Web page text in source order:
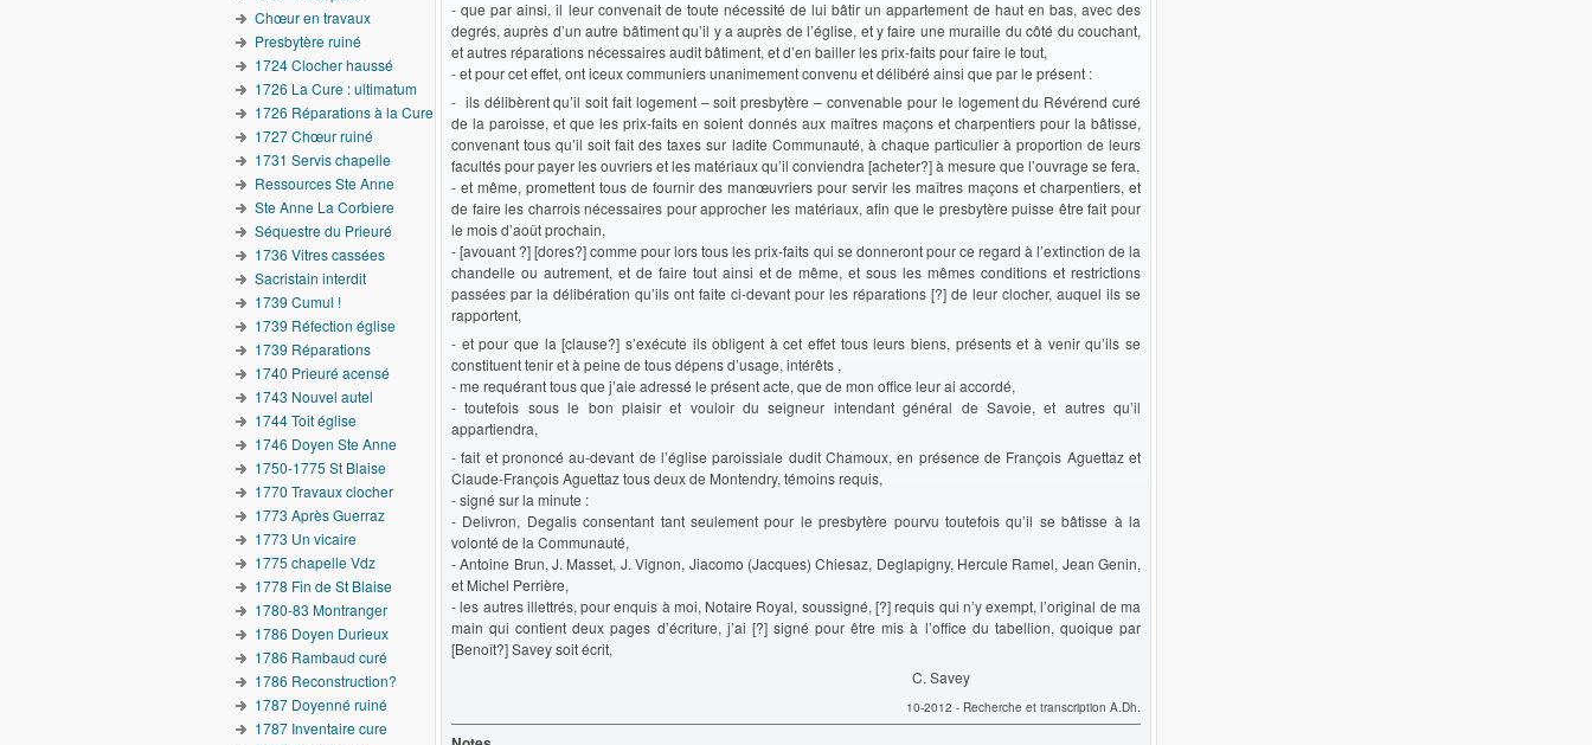
- que par ainsi, il leur convenait de toute nécessité de lui bâtir un appartement de haut en bas, avec des
degrés, auprès d’un autre bâtiment qu’il y a auprès de l’église, et y faire une muraille du côté du couchant,
et autres réparations nécessaires audit bâtiment, et d’en bailler les prix-faits pour faire le tout,
- et pour cet effet, ont iceux communiers unanimement convenu et délibéré ainsi que par le présent :
- ils délibèrent qu’il soit fait logement – soit presbytère – convenable pour le logement du Révérend curé
de la paroisse, et que les prix-faits en soient donnés aux maîtres maçons et charpentiers pour la bâtisse,
convenant tous qu’il soit fait des taxes sur ladite Communauté, à chaque particulier à proportion de leurs
facultés pour payer les ouvriers et les matériaux qu’il conviendra [acheter?] à mesure que l’ouvrage se fera,
- et même, promettent tous de fournir des manœuvriers pour servir les maîtres maçons et charpentiers, et
de faire les charrois nécessaires pour approcher les matériaux, afin que le presbytère puisse être fait pour
le mois d’août prochain,
- [avouant ?] [dores?] comme pour lors tous les prix-faits qui se donneront pour ce regard à l’extinction de la
chandelle ou autrement, et de faire tout ainsi et de même, et sous les mêmes conditions et restrictions
passées par la délibération qu’ils ont faite ci-devant pour les réparations [?] de leur clocher, auquel ils se
rapportent,
- et pour que la [clause?] s’exécute ils obligent à cet effet tous leurs biens, présents et à venir qu’ils se
constituent tenir et à peine de tous dépens d’usage, intérêts ,
- me requérant tous que j’aie adressé le présent acte, que de mon office leur ai accordé,
- toutefois sous le bon plaisir et vouloir du seigneur intendant général de Savoie, et autres qu’il
appartiendra,
- fait et prononcé au-devant de l’église paroissiale dudit Chamoux, en présence de François Aguettaz et
Claude-François Aguettaz tous deux de Montendry, témoins requis,
- signé sur la minute :
- Delivron, Degalis consentant tant seulement pour le presbytère pourvu toutefois qu’il se bâtisse à la
volonté de la Communauté,
- Antoine Brun, J. Masset, J. Vignon, Jiacomo (Jacques) Chiesaz, Deglapigny, Hercule Ramel, Jean Genin,
et Michel Perrière,
- les autres illettrés, pour enquis à moi, Notaire Royal, soussigné, [?] requis qui n’y exempt, l’original de ma
main qui contient deux pages d’écriture, j’ai [?] signé pour être mis à l’office du tabellion, quoique par
[Benoît?] Savey soit écrit,
C. Savey
10-2012 - Recherche et transcription A.Dh.
Chœur en travaux
Presbytère ruiné
1724 Clocher haussé
1726 La Cure : ultimatum
1726 Réparations à la Cure
1727 Chœur ruiné
1731 Servis chapelle
Ressources Ste Anne
Ste Anne La Corbiere
Séquestre du Prieuré
1736 Vitres cassées
Sacristain interdit
1739 Cumul !
1739 Réfection église
1739 Réparations
1740 Prieuré acensé
1743 Nouvel autel
1744 Toit église
1746 Doyen Ste Anne
1750-1775 St Blaise
1770 Travaux clocher
1773 Après Guerraz
1773 Un vicaire
1775 chapelle Vdz
1778 Fin de St Blaise
1780-83 Montranger
1786 Doyen Durieux
1786 Rambaud curé
1786 Reconstruction?
1787 Doyenné ruiné
1787 Inventaire cure